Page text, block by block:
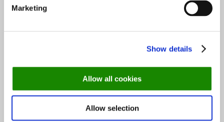
Marketing
Show details
Allow all cookies
Allow selection
Topp 10 restauranter i juli 2026
Oslo-guide: 5 familievennlige restauranter